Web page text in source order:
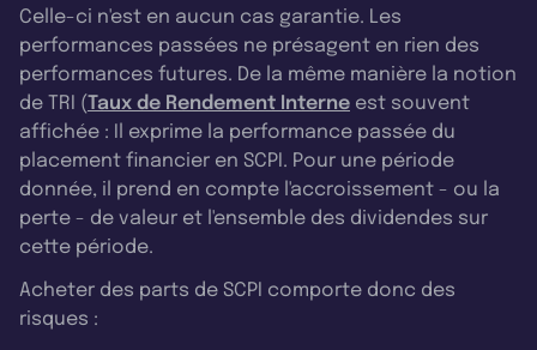
Celle-ci n'est en aucun cas garantie. Les
performances passées ne présagent en rien des
performances futures. De la même manière la notion
de TRI (Taux de Rendement Interne est souvent
affichée : Il exprime la performance passée du
placement financier en SCPI. Pour une période
donnée, il prend en compte l'accroissement - ou la
perte - de valeur et l'ensemble des dividendes sur
cette période.
Acheter des parts de SCPI comporte donc des
risques :